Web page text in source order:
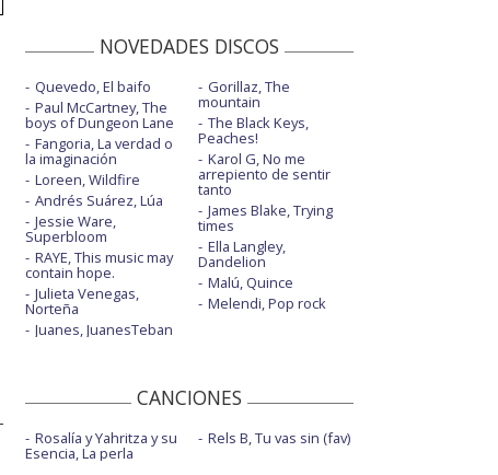
NOVEDADES DISCOS
Quevedo, El baifo
Paul McCartney, The
boys of Dungeon Lane
Fangoria, La verdad o
la imaginación
Loreen, Wildfire
Andrés Suárez, Lúa
Jessie Ware,
Superbloom
RAYE, This music may
contain hope.
Julieta Venegas,
Norteña
Juanes, JuanesTeban
Gorillaz, The
mountain
The Black Keys,
Peaches!
Karol G, No me
arrepiento de sentir
tanto
James Blake, Trying
times
Ella Langley,
Dandelion
Malú, Quince
Melendi, Pop rock
CANCIONES
Rosalía y Yahritza y su
Esencia, La perla
Rels B, Tu vas sin (fav)